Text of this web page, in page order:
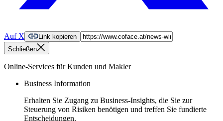
Auf X
Link kopieren
Schließen
Online-Services für Kunden und Makler
Business Information
Erhalten Sie Zugang zu Business-Insights, die Sie zur
Steuerung von Risiken benötigen und treffen Sie fundierte
Entscheidungen.